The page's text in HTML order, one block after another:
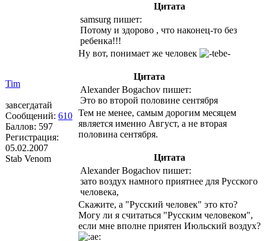
Tim
завсегдатай
Сообщений: 610
Баллов: 597
Регистрация:
05.02.2007
Stab Venom
Цитата
samsurg пишет:
Потому и здорово , что наконец-то без
ребенка!!!
Ну вот, понимает же человек
Цитата
Alexander Bogachov пишет:
Это во второй половине сентября
Тем не менее, самым дорогим месяцем
является именно Август, а не вторая
половина сентября.
Цитата
Alexander Bogachov пишет:
зато воздух намного приятнее для Русского
человека,
Скажите, а "Русский человек" это кто?
Могу ли я считаться "Русским человеком",
если мне вполне приятен Июльский воздух?